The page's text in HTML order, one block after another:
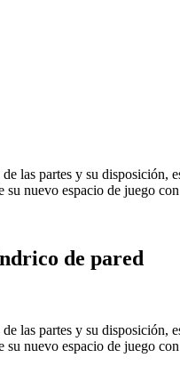
las partes y su
su nuevo espacio de juego
de pared
las partes y su
su nuevo espacio de juego